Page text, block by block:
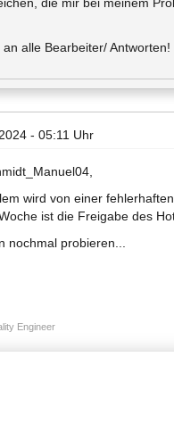
alle Bearbeiter/ Antworten!
- 05:11 Uhr
wird von einer
ist die Freigabe des
nochmal probieren...
Engineer